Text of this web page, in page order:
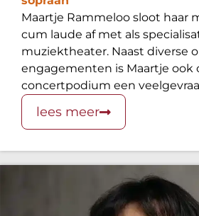
Maartje Rammeloo sloot haar
cum laude af met als
muziektheater. Naast diverse
engagementen is Maartje ook
concertpodium een
lees meer